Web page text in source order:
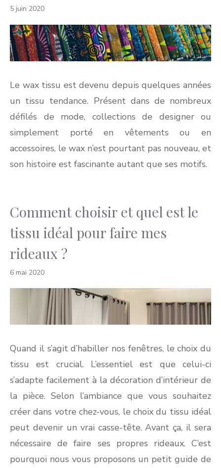
5 juin 2020
Le wax tissu est devenu depuis quelques années
un tissu tendance. Présent dans de nombreux
défilés de mode, collections de designer ou
simplement porté en vêtements ou en
accessoires, le wax n’est pourtant pas nouveau, et
son histoire est fascinante autant que ses motifs.
Comment choisir et quel est le
tissu idéal pour faire mes
rideaux ?
6 mai 2020
Quand il s’agit d’habiller nos fenêtres, le choix du
tissu est crucial. L’essentiel est que celui-ci
s’adapte facilement à la décoration d’intérieur de
la pièce. Selon l’ambiance que vous souhaitez
créer dans votre chez-vous, le choix du tissu idéal
peut devenir un vrai casse-tête. Avant ça, il sera
nécessaire de faire ses propres rideaux. C’est
pourquoi nous vous proposons un petit guide de